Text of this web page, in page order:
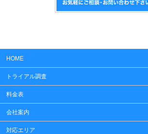
HOME
トライアル調査
料金表
会社案内
対応エリア